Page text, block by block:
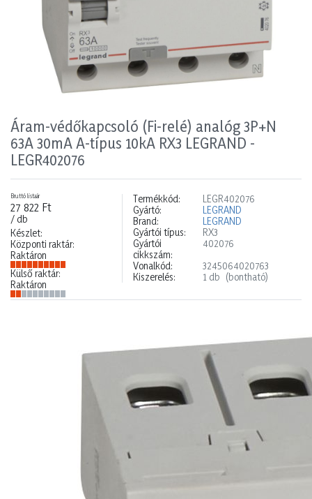
Áram-védőkapcsoló (Fi-relé) analóg 3P+N
63A 30mA A-típus 10kA RX3 LEGRAND -
LEGR402076
Bruttó listaár
27 822 Ft
/ db
Készlet:
Központi raktár:
Raktáron
Külső raktár:
Raktáron
Termékkód:
LEGR402076
Gyártó:
LEGRAND
Brand:
LEGRAND
Gyártói típus:
RX3
Gyártói
cikkszám:
402076
Vonalkód:
3245064020763
Kiszerelés:
1 db (bontható)